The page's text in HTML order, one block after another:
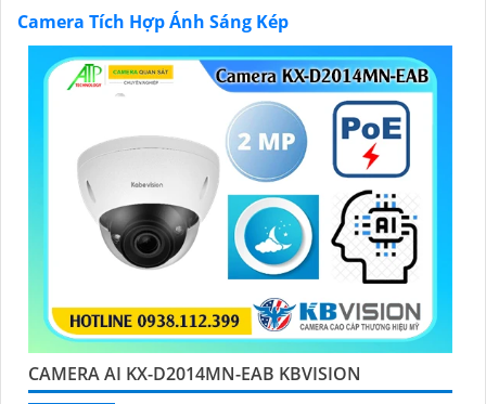
Camera Tích Hợp Ánh Sáng Kép
CAMERA AI KX-D2014MN-EAB KBVISION